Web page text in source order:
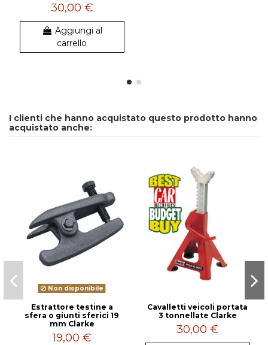
30,00 €
Aggiungi al
carrello
I clienti che hanno acquistato questo prodotto hanno
acquistato anche:
Non disponibile
Estrattore testine a
sfera o giunti sferici 19
mm Clarke
19,00 €
Cavalletti veicoli portata
3 tonnellate Clarke
30,00 €